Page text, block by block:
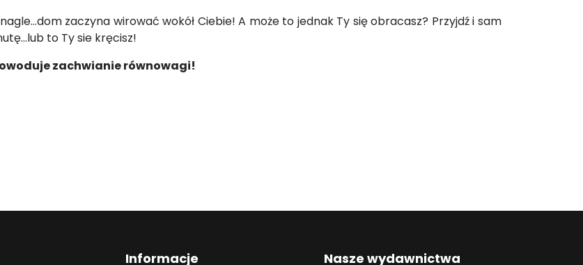
zaczyna wirować wokół Ciebie! A może to jednak Ty się obracasz? Przyjdź i sam
to Ty sie kręcisz!
zachwianie równowagi!
Informacje Nasze wydawnictwa